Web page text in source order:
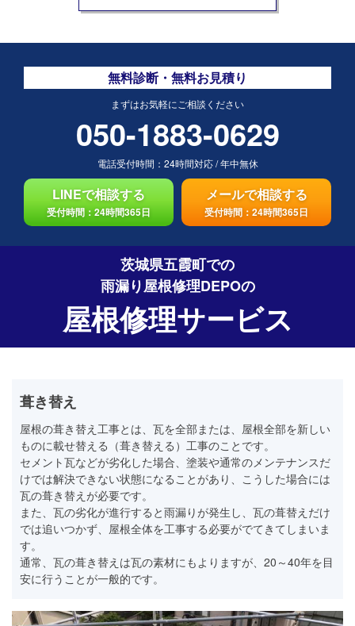
無料診断・無料お見積り
まずはお気軽にご相談ください
050-1883-0629
電話受付時間： 24時間対応/年中無休
LINEで相談する
受付時間：24時間365日
メールで相談する
受付時間：24時間365日
茨城県五霞町での
雨漏り屋根修理DEPOの
屋根修理サービス
葺き替え
屋根の葺き替え工事とは、瓦を全部または、屋根全部を新しい
ものに載せ替える（葺き替える）工事のことです。
セメント瓦などが劣化した場合、塗装や通常のメンテナンスだ
けでは解決できない状態になることがあり、こうした場合には
瓦の葺き替えが必要です。
また、瓦の劣化が進行すると雨漏りが発生し、瓦の葺替えだけ
では追いつかず、屋根全体を工事する必要がでてきてしまいま
す。
通常、瓦の葺き替えは瓦の素材にもよりますが、20～40年を目
安に行うことが一般的です。